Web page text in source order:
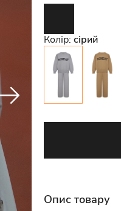
Колір: сірий
Опис товару